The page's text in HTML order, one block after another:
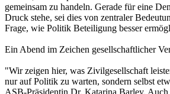
gemeinsam zu handeln. Gerade für eine
Druck stehe, sei dies von zentraler
Frage, wie Politik Beteiligung besser
Ein Abend im Zeichen gesellschaftlicher
"Wir zeigen hier, was Zivilgesellschaft
nur auf Politik zu warten, sondern selbst
ASB-Präsidentin Dr. Katarina Barley.